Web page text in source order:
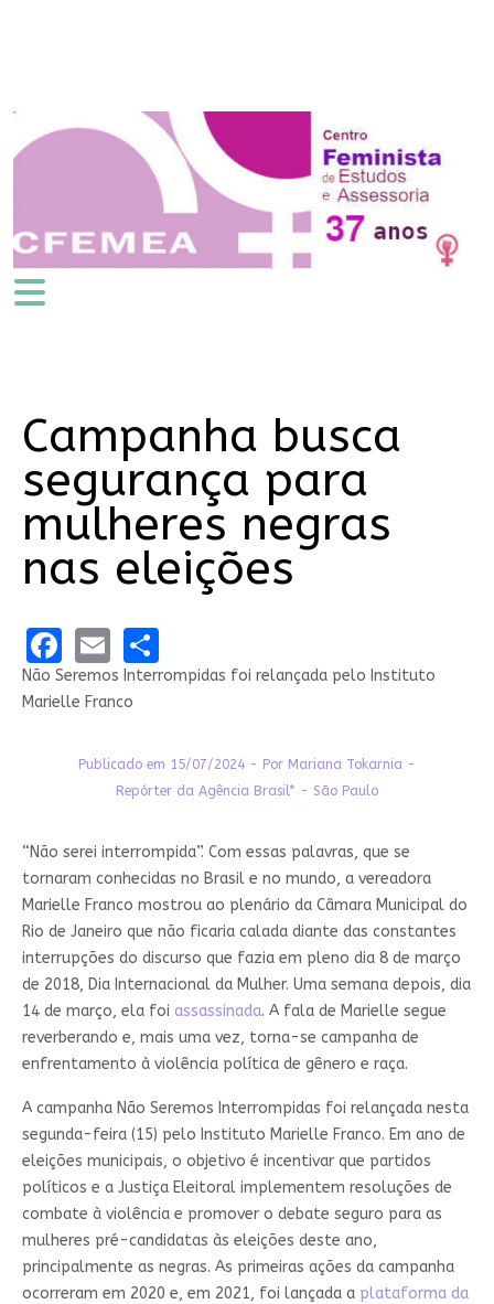
Campanha busca
segurança para
mulheres negras
nas eleições
Facebook
EmailShare
Não Seremos Interrompidas foi relançada pelo Instituto
Marielle Franco
Publicado em 15/07/2024 - Por Mariana Tokarnia -
Repórter da Agência Brasil* - São Paulo
“Não serei interrompida”. Com essas palavras, que se
tornaram conhecidas no Brasil e no mundo, a vereadora
Marielle Franco mostrou ao plenário da Câmara Municipal do
Rio de Janeiro que não ficaria calada diante das constantes
interrupções do discurso que fazia em pleno dia 8 de março
de 2018, Dia Internacional da Mulher. Uma semana depois, dia
14 de março, ela foi assassinada. A fala de Marielle segue
reverberando e, mais uma vez, torna-se campanha de
enfrentamento à violência política de gênero e raça.
A campanha Não Seremos Interrompidas foi relançada nesta
segunda-feira (15) pelo Instituto Marielle Franco. Em ano de
eleições municipais, o objetivo é incentivar que partidos
políticos e a Justiça Eleitoral implementem resoluções de
combate à violência e promover o debate seguro para as
mulheres pré-candidatas às eleições deste ano,
principalmente as negras. As primeiras ações da campanha
ocorreram em 2020 e, em 2021, foi lançada a plataforma da